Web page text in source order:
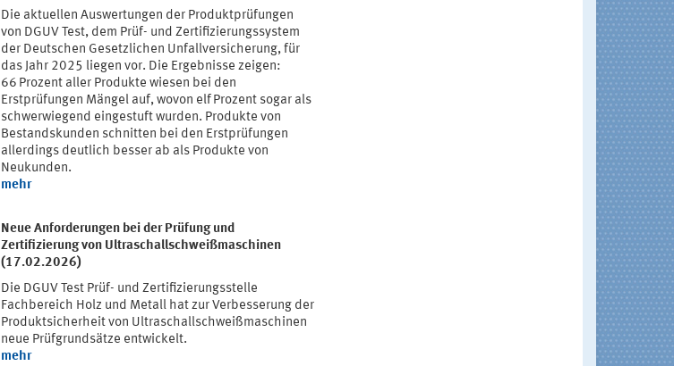
Die aktuellen Auswertungen der Produktprüfungen
von DGUV Test, dem Prüf- und Zertifizierungssystem
der Deutschen Gesetzlichen Unfallversicherung, für
das Jahr 2025 liegen vor. Die Ergebnisse zeigen:
66 Prozent aller Produkte wiesen bei den
Erstprüfungen Mängel auf, wovon elf Prozent sogar als
schwerwiegend eingestuft wurden. Produkte von
Bestandskunden schnitten bei den Erstprüfungen
allerdings deutlich besser ab als Produkte von
Neukunden.
mehr
Neue Anforderungen bei der Prüfung und
Zertifizierung von Ultraschallschweißmaschinen
(17.02.2026)
Die DGUV Test Prüf- und Zertifizierungsstelle
Fachbereich Holz und Metall hat zur Verbesserung der
Produktsicherheit von Ultraschallschweißmaschinen
neue Prüfgrundsätze entwickelt.
mehr